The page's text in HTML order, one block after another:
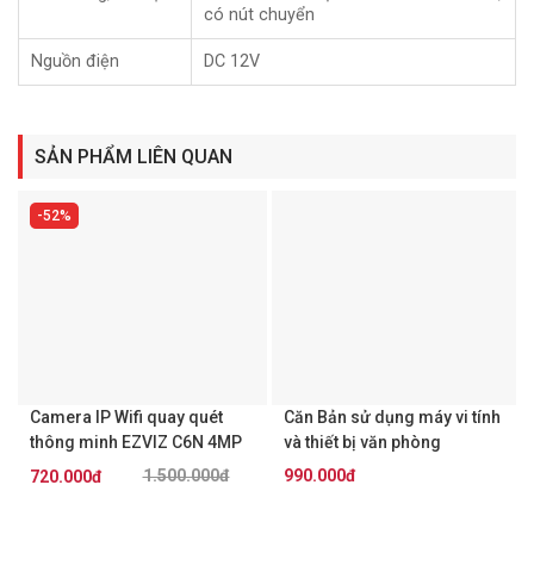
– Tầm xa hồng ngoại 20m
– 2D DNR, DWDR/BLC/HLC/Global
– 4 chuẩn tín hiệu TVI/AHD/CVI/CVBS, có nút chuyển
1900 9259 để được hỗ trợ tốt nhất.
có nút chuyển
Nguồn điện DC 12V
SẢN PHẨM LIÊN QUAN
52%
Camera IP Wifi quay quét
thông minh EZVIZ C6N 4MP
1.500.000đ
720.000đ
Căn Bản sử dụng máy vi tính
và thiết bị văn phòng
990.000đ